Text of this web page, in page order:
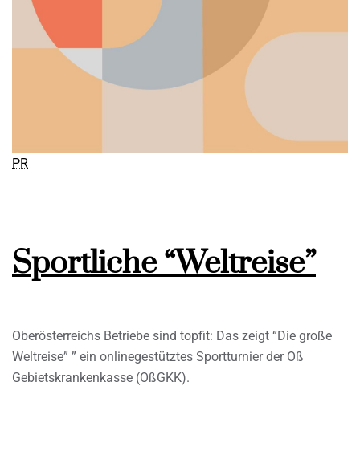
PR
Sportliche “Weltreise”
Oberösterreichs Betriebe sind topfit: Das zeigt “Die große
Weltreise” ” ein onlinegestütztes Sportturnier der Oß
Gebietskrankenkasse (OßGKK).